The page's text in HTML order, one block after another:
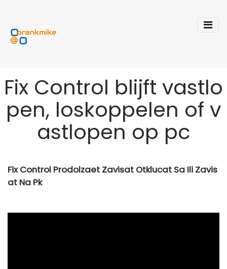
Fix Control blijft vastlo
pen, loskoppelen of v
astlopen op pc
Fix Control Prodolzaet Zavisat Otklucat Sa Ili Zavis
at Na Pk